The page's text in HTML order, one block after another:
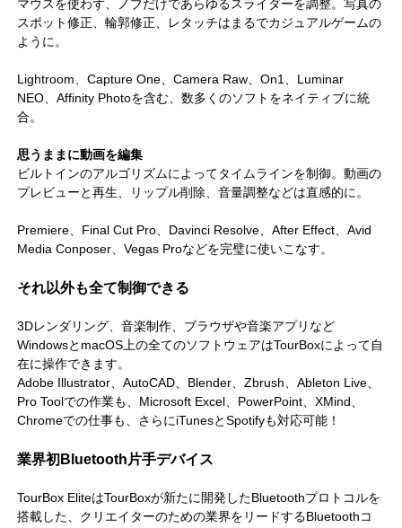
マウスを使わず、ノブだけであらゆるスライダーを調整。写真の
スポット修正、輪郭修正、レタッチはまるでカジュアルゲームの
ように。
Lightroom、Capture One、Camera Raw、On1、Luminar
NEO、Affinity Photoを含む、数多くのソフトをネイティブに統
合。
思うままに動画を編集
ビルトインのアルゴリズムによってタイムラインを制御。動画の
プレビューと再生、リップル削除、音量調整などは直感的に。
Premiere、Final Cut Pro、Davinci Resolve、After Effect、Avid
Media Conposer、Vegas Proなどを完璧に使いこなす。
それ以外も全て制御できる
3Dレンダリング、音楽制作、ブラウザや音楽アプリなど
WindowsとmacOS上の全てのソフトウェアはTourBoxによって自
在に操作できます。
Adobe Illustrator、AutoCAD、Blender、Zbrush、Ableton Live、
Pro Toolでの作業も、Microsoft Excel、PowerPoint、XMind、
Chromeでの仕事も、さらにiTunesとSpotifyも対応可能！
業界初Bluetooth片手デバイス
TourBox EliteはTourBoxが新たに開発したBluetoothプロトコルを
搭載した、クリエイターのための業界をリードするBluetoothコ